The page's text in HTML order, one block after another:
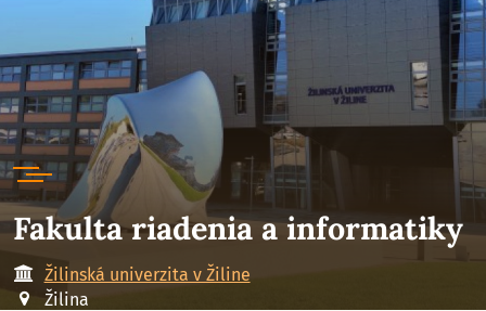
Fakulta riadenia a informatiky
Žilinská univerzita v Žiline
Žilina